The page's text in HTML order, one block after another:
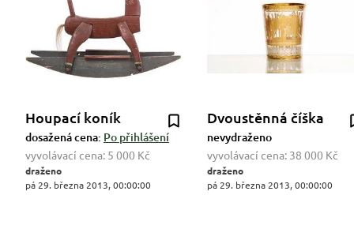
Houpací koník
dosažená cena: Po přihlášení
vyvolávací cena: 5 000 Kč
draženo
pá 29. března 2013, 00:00:00
Dvoustěnná číška
nevydraženo
vyvolávací cena: 38 000 Kč
draženo
pá 29. března 2013, 00:00:00